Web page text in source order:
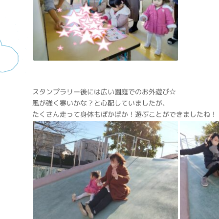
スタンプラリー後には広い園庭でのお外遊び☆
風が強く寒いかな？と心配していましたが、
たくさん走って身体もぽかぽか！遊ぶことができましたね！